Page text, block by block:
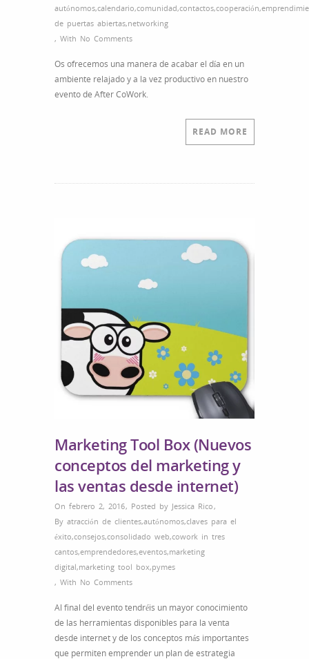
autónomos,calendario,comunidad,contactos,cooperación,
de puertas abiertas,networking
, With No Comments
Os ofrecemos una manera de acabar el día en un
ambiente relajado y a la vez productivo en nuestro
evento de After CoWork.
READ MORE
Marketing Tool Box (Nuevos
conceptos del marketing y
las ventas desde internet)
On febrero 2, 2016, Posted by Jessica Rico,
By atracción de clientes,autónomos,claves para el
éxito,consejos,consolidado web,cowork in tres
cantos,emprendedores,eventos,marketing
digital,marketing tool box,pymes
, With No Comments
Al final del evento tendréis un mayor conocimiento
de las herramientas disponibles para la venta
desde internet y de los conceptos más importantes
que permiten emprender un plan de estrategia